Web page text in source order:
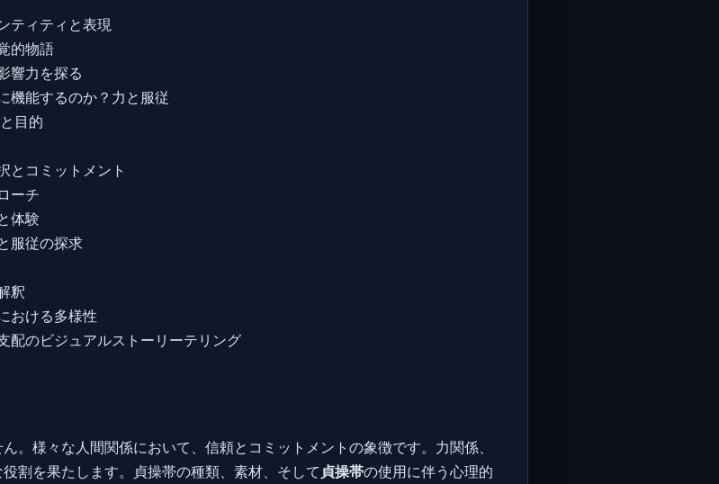
ティティと表現
的物語
響力を探る
機能するのか？力と服従
目的
とコミットメント
ーチ
体験
服従の探求
釈
おける多様性
配のビジュアルストーリーテリング
。様々な人間関係において、信頼とコミットメントの象徴です。力関係、
割を果たします。貞操帯の種類、素材、そして 貞操帯の使用に伴う心理的